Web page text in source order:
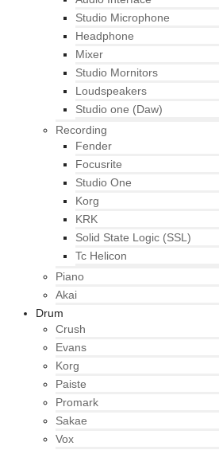
Studio Microphone
Headphone
Mixer
Studio Mornitors
Loudspeakers
Studio one (Daw)
Recording
Fender
Focusrite
Studio One
Korg
KRK
Solid State Logic (SSL)
Tc Helicon
Piano
Akai
Drum
Crush
Evans
Korg
Paiste
Promark
Sakae
Vox